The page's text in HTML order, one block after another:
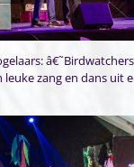
leuke zang en dans uit